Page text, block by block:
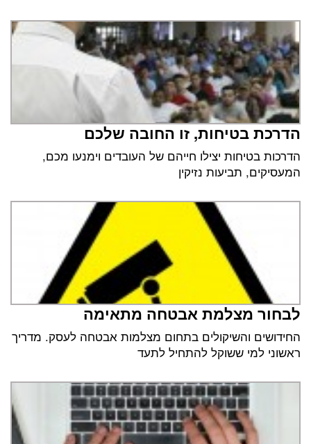
הדרכת בטיחות, זו החובה שלכם
הדרכות בטיחות יצילו חייהם של העובדים וימנעו מכם,
המעסיקים, תביעות נזיקין
לבחור מצלמת אבטחה מתאימה
החידושים והשיקולים בתחום מצלמות אבטחה לעסק. מדריך
ראשוני למי ששוקל להתחיל לתעד